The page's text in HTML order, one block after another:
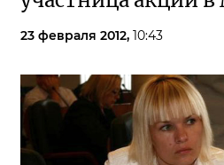
23 февраля 2012, 10:43